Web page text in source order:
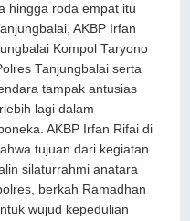
hingga roda empat itu
AKBP Irfan
Kompol Taryono
Tanjungbalai serta
tampak antusias
lagi dalam
AKBP Irfan Rifai di
tujuan dari kegiatan
silaturrahmi anatara
berkah Ramadhan
wujud kepedulian